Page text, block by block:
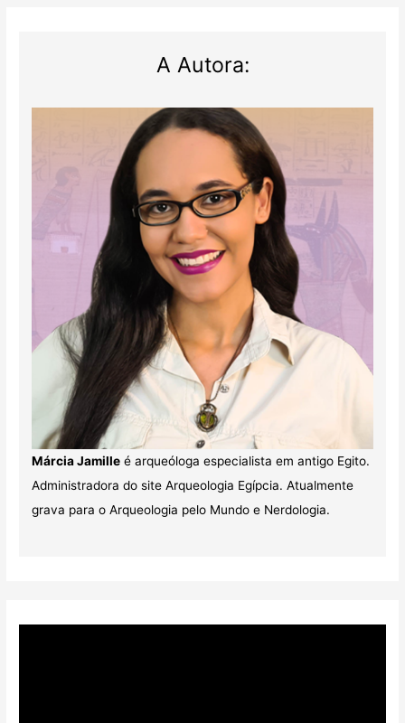
A Autora:
Márcia Jamilleé arqueóloga especialista em antigo Egito.
Administradora do site Arqueologia Egípcia. Atualmente
grava para o Arqueologia pelo Mundo e Nerdologia.